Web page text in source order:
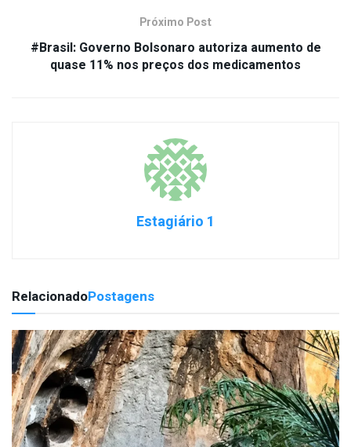
Próximo Post
#Brasil: Governo Bolsonaro autoriza aumento de
quase 11% nos preços dos medicamentos
Estagiário 1
RelacionadoPostagens